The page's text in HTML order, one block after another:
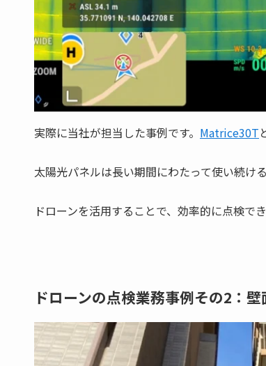
実際に当社が担当した事例です。 Matrice30T
太陽光パネルは長い期間にわたって使い続け
ドローンを活用することで、効率的に点検でき
ドローンの点検業務事例その2：